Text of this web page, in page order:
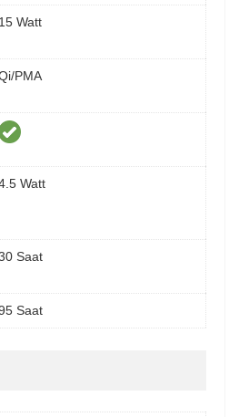
15 Watt
PMA
Watt
Saat
Saat